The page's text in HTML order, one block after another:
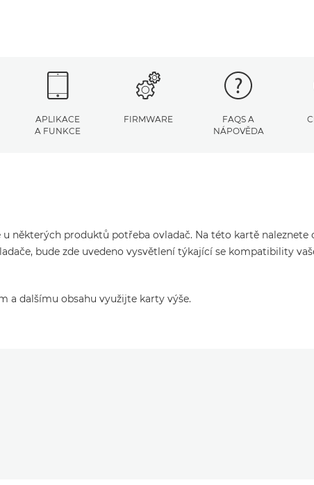
APLIKACE
A FUNKCE
FIRMWARE
FAQS A
NÁPOVĚDA
některých produktů potřeba ovladač. Na této kartě naleznete
bude zde uvedeno vysvětlení týkající se kompatibility
a dalšímu obsahu využijte karty výše.